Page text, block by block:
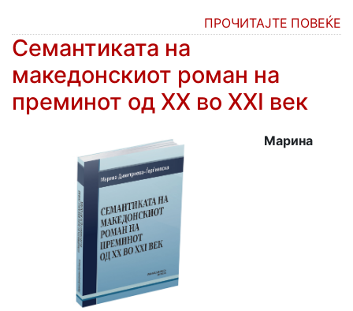
ПРОЧИТАЈТЕ ПОВЕЌЕ
Семантиката на
македонскиот роман на
преминот од XX во XXI век
Марина